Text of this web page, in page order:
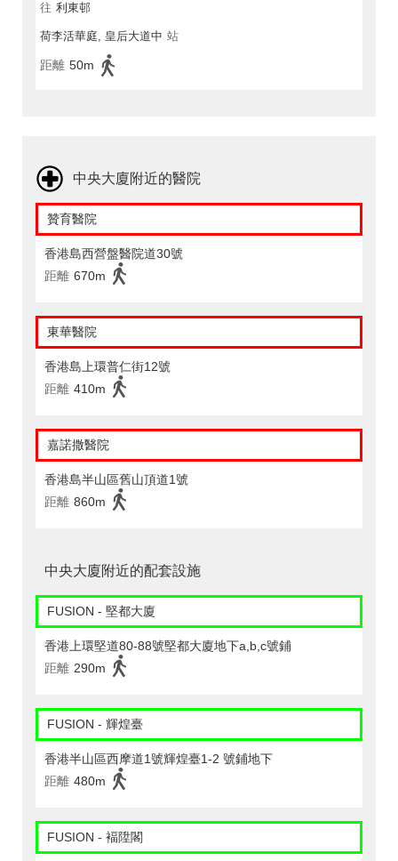
往 利東邨
荷李活華庭, 皇后大道中 站
距離 50m
中央大廈附近的醫院
贊育醫院
香港島西營盤醫院道30號
距離 670m
東華醫院
香港島上環普仁街12號
距離 410m
嘉諾撒醫院
香港島半山區舊山頂道1號
距離 860m
中央大廈附近的配套設施
FUSION - 堅都大廈
香港上環堅道80-88號堅都大廈地下a,b,c號鋪
距離 290m
FUSION - 輝煌臺
香港半山區西摩道1號輝煌臺1-2 號鋪地下
距離 480m
FUSION - 褔陞閣